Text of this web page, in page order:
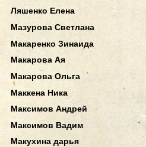
Ляшенко Елена
Мазурова Светлана
Макаренко Зинаида
Макарова Ая
Макарова Ольга
Маккена Ника
Максимов Андрей
Максимов Вадим
Макухина дарья